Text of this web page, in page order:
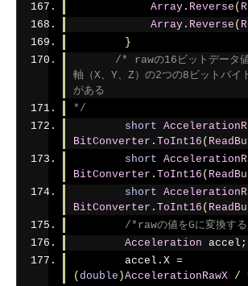
Array. Reverse (
Array. Reverse (
}
/* rawの16ビットデータ
軸（X、Y、Z）の2つの8ビットバイ
がある
*/
short
BitConverter . ToInt16 (
short
BitConverter . ToInt16 (
short
BitConverter . ToInt16 (
/*rawの値をGに変換す
Acceleration accel ;
        accel
. X =
( double )AccelerationRawX /